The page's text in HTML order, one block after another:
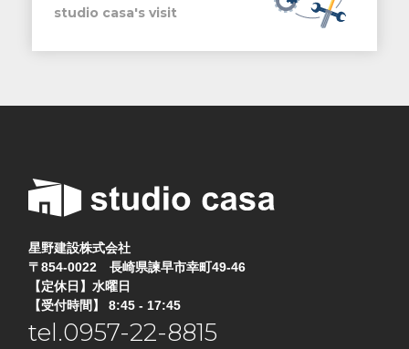
studio casa's visit
星野建設株式会社
〒854-0022 長崎県諫早市幸町49-46
【定休日】水曜日
【受付時間】 8:45 - 17:45
tel.0957-22-8815